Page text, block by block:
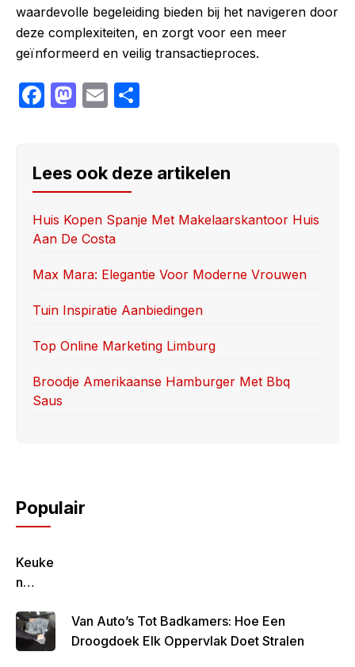
waardevolle begeleiding bieden bij het navigeren door
deze complexiteiten, en zorgt voor een meer
geïnformeerd en veilig transactieproces.
F
e
b
o
o
k
M
o
d
o
n
E
e
Lees ook deze artikelen
Huis Kopen Spanje Met Makelaarskantoor Huis
Aan De Costa
Max Mara: Elegantie Voor Moderne Vrouwen
Tuin Inspiratie Aanbiedingen
Top Online Marketing Limburg
Broodje Amerikaanse Hamburger Met Bbq
Saus
Populair
Keuke
N
–
Gezon
Van Auto’s Tot Badkamers: Hoe Een
Droogdoek Elk Oppervlak Doet Stralen